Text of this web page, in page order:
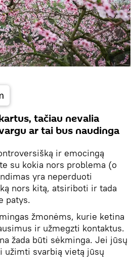
tačiau nevalia
ar tai bus naudinga
ir emocingą
su kokia nors problema (o
yra neperduoti
nors kitą, atsiriboti ir tada
patys.
žmonėms, kurie ketina
ir užmegzti kontaktus.
žada būti sėkminga. Jei jūsų
užimti svarbią vietą jūsų